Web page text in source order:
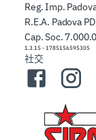
Reg. Imp.
R.E.A. Padova
Cap. Soc.
1.3.15 - 1785156595305
社交
Facebook